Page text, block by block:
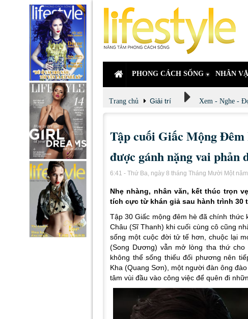
PHONG CÁCH SỐNG NHÂN
Trang chủ Giải trí Xem - Nghe -
Tập cuối Giấc Mộng
được gánh nặng vai phản
6:41 - Thứ Ba, ngày 8 tháng Tháng Mười Một
Nhẹ nhàng, nhân văn, kết thúc trọn
tích cực từ khán giả sau hành trình 30
Tập 30Giấc mộng đêm hèđã chính thức
Châu (Sĩ Thanh) khi cuối cùng cô cũng
sống một cuộc đời tử tế hơn, chuộc lại
(Song Dương) vẫn mở lòng tha thứ
không thể sống thiếu đối phương nên
Kha (Quang Sơn), một người đàn ông
tâm vùi đầu vào công việc để quên đi